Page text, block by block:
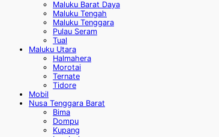
Maluku Barat Daya
Maluku Tengah
Maluku Tenggara
Pulau Seram
Tual
Maluku Utara
Halmahera
Morotai
Ternate
Tidore
Mobil
Nusa Tenggara Barat
Bima
Dompu
Kupang